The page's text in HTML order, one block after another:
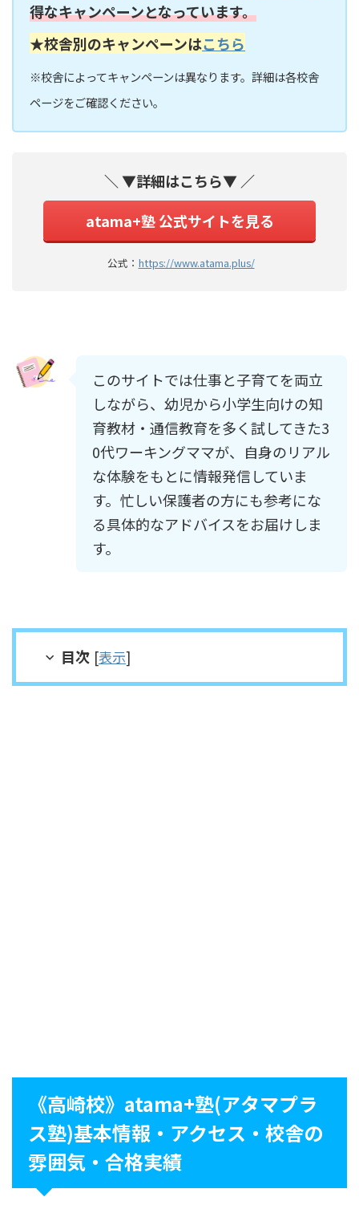
得なキャンペーンとなっています。
★校舎別のキャンペーンはこちら
※校舎によってキャンペーンは異なります。詳細は各校舎
ページをご確認ください。
＼ ▼詳細はこちら▼ ／
atama+塾 公式サイトを見る
公式： https://www.atama.plus/
このサイトでは仕事と子育てを両立
しながら、幼児から小学生向けの知
育教材・通信教育を多く試してきた3
0代ワーキングママが、自身のリアル
な体験をもとに情報発信していま
す。忙しい保護者の方にも参考にな
る具体的なアドバイスをお届けしま
す。
目次 [表示]
《高崎校》atama+塾(アタマプラ
ス塾)基本情報・アクセス・校舎の
雰囲気・合格実績